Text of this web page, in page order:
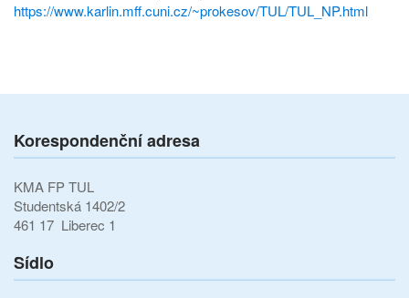
https://www.karlin.mff.cuni.cz/~prokesov/TUL/TUL_NP.html
Korespondenční adresa
KMA FP TUL
Studentská 1402/2
461 17 Liberec 1
Sídlo